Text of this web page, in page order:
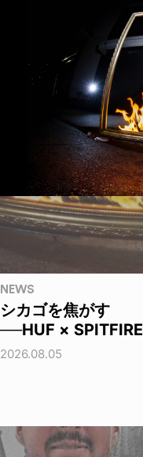
NEWS
シカゴを焦がす
──HUF × SPITFIRE
2026.08.05